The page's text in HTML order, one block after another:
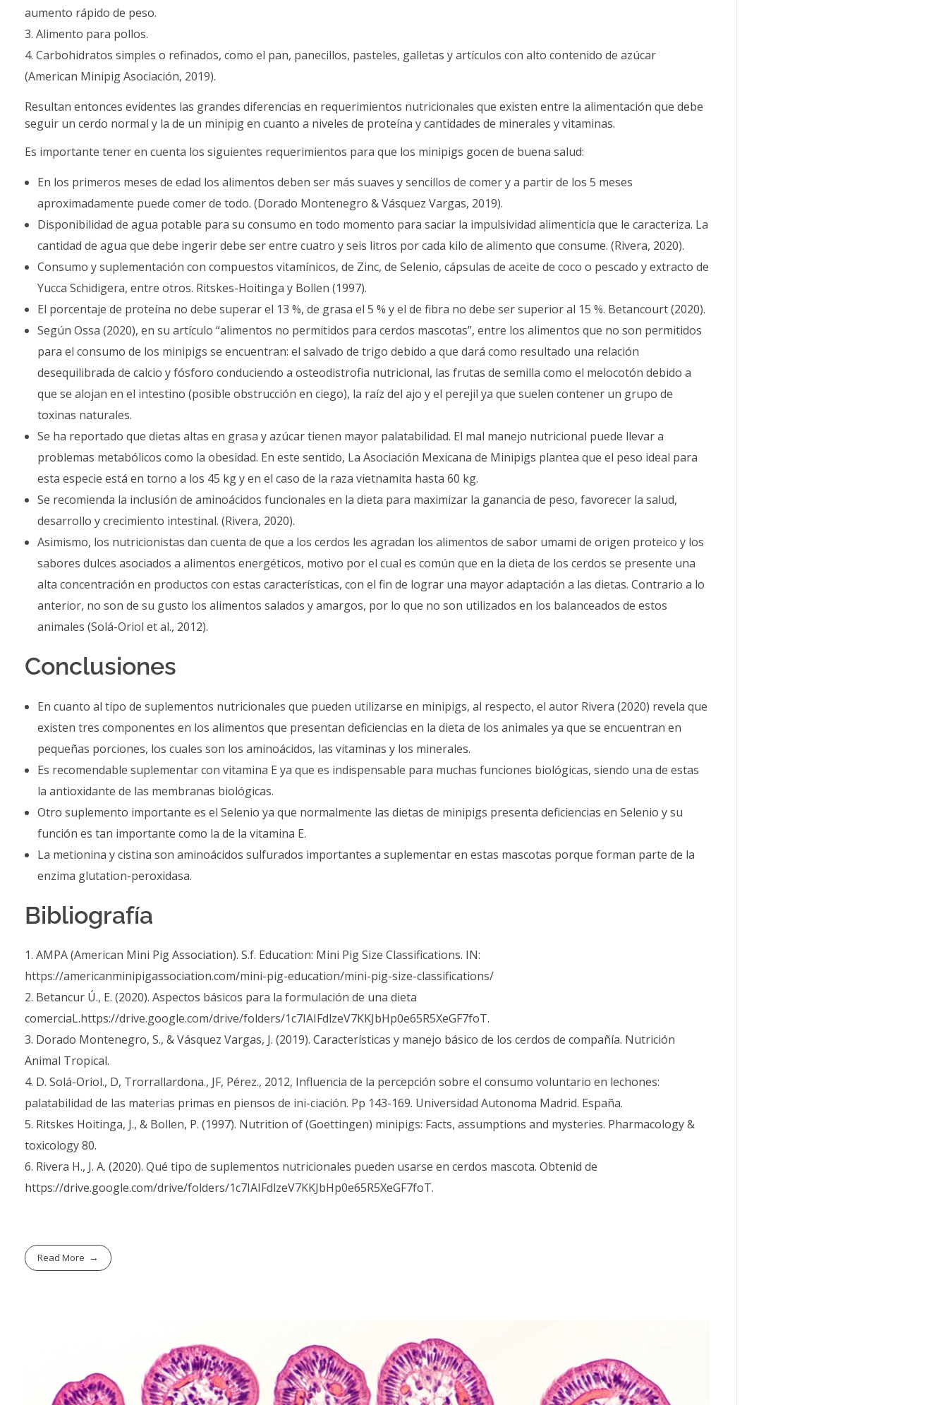
aumento rápido de peso.
Alimento para pollos.
Carbohidratos simples o refinados, como el pan, panecillos, pasteles, galletas y artículos con alto contenido de azúcar
(American Minipig Asociación, 2019).
Resultan entonces evidentes las grandes diferencias en requerimientos nutricionales que existen entre la alimentación que debe
seguir un cerdo normal y la de un minipig en cuanto a niveles de proteína y cantidades de minerales y vitaminas.
Es importante tener en cuenta los siguientes requerimientos para que los minipigs gocen de buena salud:
En los primeros meses de edad los alimentos deben ser más suaves y sencillos de comer y a partir de los 5 meses
aproximadamente puede comer de todo. (Dorado Montenegro & Vásquez Vargas, 2019).
Disponibilidad de agua potable para su consumo en todo momento para saciar la impulsividad alimenticia que le caracteriza. La
cantidad de agua que debe ingerir debe ser entre cuatro y seis litros por cada kilo de alimento que consume. (Rivera, 2020).
Consumo y suplementación con compuestos vitamínicos, de Zinc, de Selenio, cápsulas de aceite de coco o pescado y extracto de
Yucca Schidigera, entre otros. Ritskes-Hoitinga y Bollen (1997).
El porcentaje de proteína no debe superar el 13 %, de grasa el 5 % y el de fibra no debe ser superior al 15 %. Betancourt (2020).
Según Ossa (2020), en su artículo “alimentos no permitidos para cerdos mascotas”, entre los alimentos que no son permitidos
para el consumo de los minipigs se encuentran: el salvado de trigo debido a que dará como resultado una relación
desequilibrada de calcio y fósforo conduciendo a osteodistrofia nutricional, las frutas de semilla como el melocotón debido a
que se alojan en el intestino (posible obstrucción en ciego), la raíz del ajo y el perejil ya que suelen contener un grupo de
toxinas naturales.
Se ha reportado que dietas altas en grasa y azúcar tienen mayor palatabilidad. El mal manejo nutricional puede llevar a
problemas metabólicos como la obesidad. En este sentido, La Asociación Mexicana de Minipigs plantea que el peso ideal para
esta especie está en torno a los 45 kg y en el caso de la raza vietnamita hasta 60 kg.
Se recomienda la inclusión de aminoácidos funcionales en la dieta para maximizar la ganancia de peso, favorecer la salud,
desarrollo y crecimiento intestinal. (Rivera, 2020).
Asimismo, los nutricionistas dan cuenta de que a los cerdos les agradan los alimentos de sabor umami de origen proteico y los
sabores dulces asociados a alimentos energéticos, motivo por el cual es común que en la dieta de los cerdos se presente una
alta concentración en productos con estas características, con el fin de lograr una mayor adaptación a las dietas. Contrario a lo
anterior, no son de su gusto los alimentos salados y amargos, por lo que no son utilizados en los balanceados de estos
animales (Solá-Oriol et al., 2012).
Conclusiones
En cuanto al tipo de suplementos nutricionales que pueden utilizarse en minipigs, al respecto, el autor Rivera (2020) revela que
existen tres componentes en los alimentos que presentan deficiencias en la dieta de los animales ya que se encuentran en
pequeñas porciones, los cuales son los aminoácidos, las vitaminas y los minerales.
Es recomendable suplementar con vitamina E ya que es indispensable para muchas funciones biológicas, siendo una de estas
la antioxidante de las membranas biológicas.
Otro suplemento importante es el Selenio ya que normalmente las dietas de minipigs presenta deficiencias en Selenio y su
función es tan importante como la de la vitamina E.
La metionina y cistina son aminoácidos sulfurados importantes a suplementar en estas mascotas porque forman parte de la
enzima glutation-peroxidasa.
Bibliografía
AMPA (American Mini Pig Association). S.f. Education: Mini Pig Size Classifications. IN:
https://americanminipigassociation.com/mini-pig-education/mini-pig-size-classifications/
Betancur Ú., E. (2020). Aspectos básicos para la formulación de una dieta
comerciaL.https://drive.google.com/drive/folders/1c7IAIFdlzeV7KKJbHp0e65R5XeGF7foT.
Dorado Montenegro, S., & Vásquez Vargas, J. (2019). Características y manejo básico de los cerdos de compañía. Nutrición
Animal Tropical.
D. Solá-Oriol., D, Trorrallardona., JF, Pérez., 2012, Influencia de la percepción sobre el consumo voluntario en lechones:
palatabilidad de las materias primas en piensos de ini-ciación. Pp 143-169. Universidad Autonoma Madrid. España.
Ritskes Hoitinga, J., & Bollen, P. (1997). Nutrition of (Goettingen) minipigs: Facts, assumptions and mysteries. Pharmacology &
toxicology 80.
Rivera H., J. A. (2020). Qué tipo de suplementos nutricionales pueden usarse en cerdos mascota. Obtenid de
https://drive.google.com/drive/folders/1c7IAIFdlzeV7KKJbHp0e65R5XeGF7foT.
Read More